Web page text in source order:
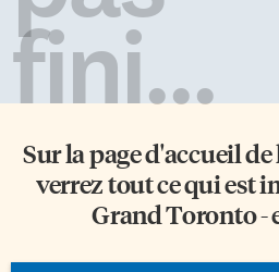
fini...
Sur la page d'accueil de
verrez tout ce qui est
Grand Toronto -